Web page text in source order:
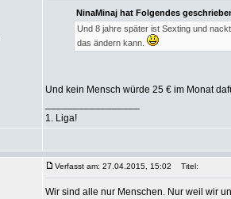
NinaMinaj hat Folgendes
Und 8 jahre später ist Sexting und
das ändern kann.
Und kein Mensch würde 25 € im Monat
1. Liga!
Verfasst am: 27.04.2015, 15:02 Titel:
Wir sind alle nur Menschen. Nur weil wir